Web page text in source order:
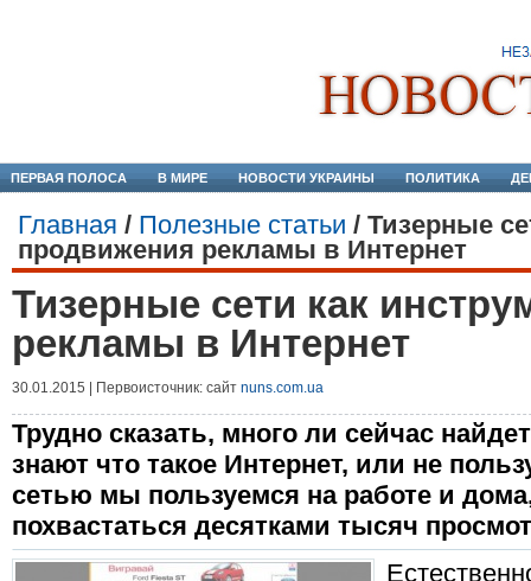
ПЕРВАЯ ПОЛОСА В МИРЕ НОВОСТИ УКРАИНЫ ПОЛИТИКА
Главная / Полезные статьи / Тизерные
продвижения рекламы в Интернет
Тизерные сети как
рекламы в Интернет
30.01.2015 | Первоисточник: сайт nuns.com.ua
Трудно сказать, много ли сейчас
знают что такое Интернет, или не
сетью мы пользуемся на работе и
похвастаться десятками тысяч